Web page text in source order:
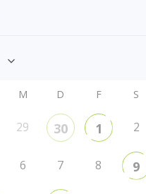
M D F S
29 30 1 2
6 7 8 9